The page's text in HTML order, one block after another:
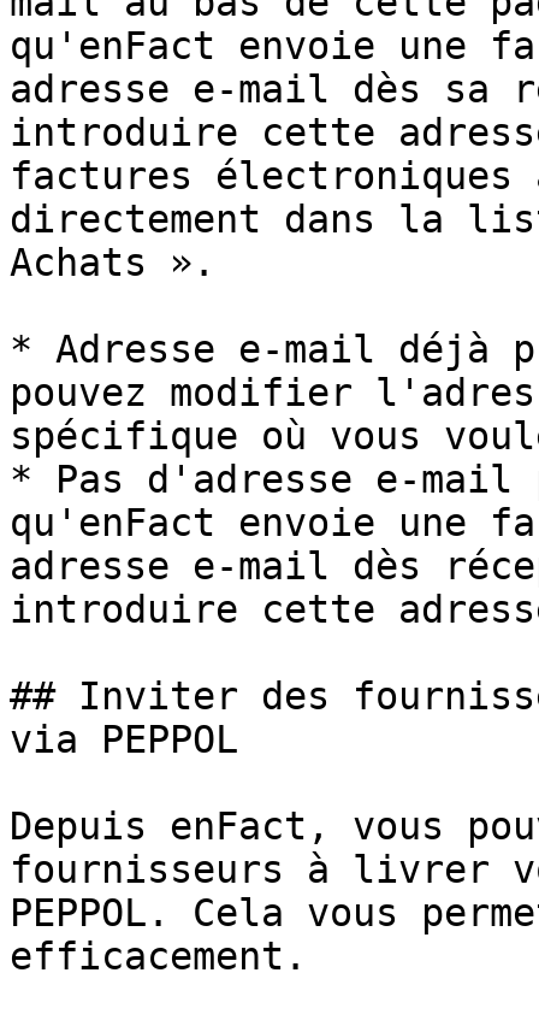
qu'enFact envoie une
adresse e-mail dès sa
introduire cette
factures électroniques
directement dans la
Achats ».
* Adresse e-mail déjà
pouvez modifier
spécifique où vous
* Pas d'adresse e-
qu'enFact envoie une
adresse e-mail dès
introduire cette
## Inviter des
via PEPPOL
Depuis enFact, vous
fournisseurs à livrer
PEPPOL. Cela vous
efficacement.